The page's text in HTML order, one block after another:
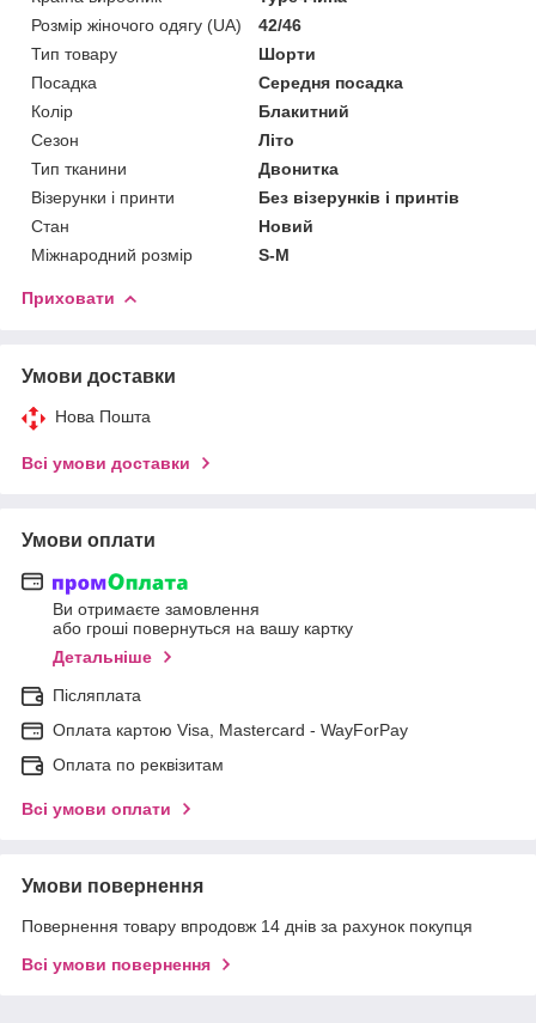
Розмір жіночого одягу (UA)
42/46
Тип товару
Шорти
Посадка
Середня посадка
Колір
Блакитний
Сезон
Літо
Тип тканини
Двонитка
Візерунки і принти
Без візерунків і принтів
Стан
Новий
Міжнародний розмір
S-M
Приховати
Умови доставки
Нова Пошта
Всі умови доставки
Умови оплати
Ви отримаєте замовлення
або гроші повернуться на вашу картку
Детальніше
Післяплата
Оплата картою Visa, Mastercard - WayForPay
Оплата по реквізитам
Всі умови оплати
Умови повернення
Повернення товару впродовж 14 днів за рахунок покупця
Всі умови повернення